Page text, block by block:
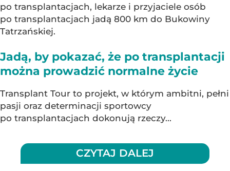
po transplantacjach, lekarze i przyjaciele osób
po transplantacjach jadą 800 km do Bukowiny
Tatrzańskiej.
Jadą, by pokazać, że po transplantacji
można prowadzić normalne życie
Transplant Tour to projekt, w którym ambitni, pełni
pasji oraz determinacji sportowcy
po transplantacjach dokonują rzeczy...
CZYTAJ DALEJ